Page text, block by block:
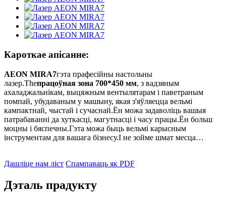
Кароткае апісанне:
AEON MIRA7гэта прафесійны настольны
лазер.Theпрацоўная зона 700*450 мм, з вадзяным
ахаладжальнікам, выцяжным вентылятарам і паветраным
помпай, убудаваным у машыну, якая з'яўляецца вельмі
кампактнай, чыстай і сучаснай.Ён можа задаволіць вашыя
патрабаванні да хуткасці, магутнасці і часу працы.Ён больш
моцны і бяспечны.Гэта можа быць вельмі карысным
інструментам для вашага бізнесу.І не зойме шмат месца…
Дашліце нам ліст Спампаваць як PDF
Дэталь прадукту